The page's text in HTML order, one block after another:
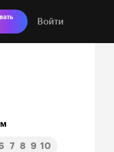
Войти
7 8 9 10